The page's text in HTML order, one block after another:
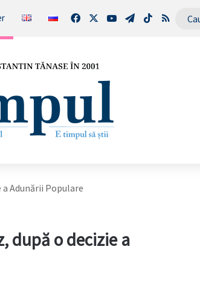
FacebookYouTubeTelegram
TikTokRSS
a Adunării Populare
după o decizie a